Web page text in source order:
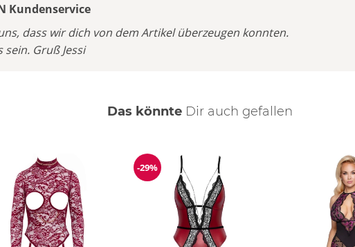
Kundenservice
dass wir dich von dem Artikel überzeugen konnten.
sein. Gruß Jessi
Das könnte Dir auch gefallen
Reduzierung
-29%